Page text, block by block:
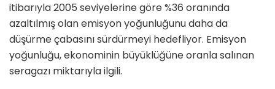
itibarıyla 2005 seviyelerine göre %36 oranında
azaltılmış olan emisyon yoğunluğunu daha da
düşürme çabasını sürdürmeyi hedefliyor. Emisyon
yoğunluğu, ekonominin büyüklüğüne oranla salınan
seragazı miktarıyla ilgili.